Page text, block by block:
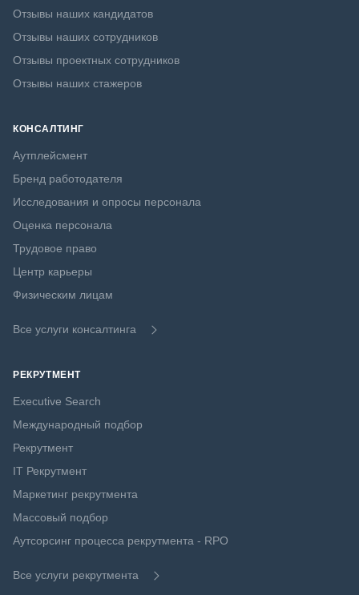
Отзывы наших кандидатов
Отзывы наших сотрудников
Отзывы проектных сотрудников
Отзывы наших стажеров
КОНСАЛТИНГ
Аутплейсмент
Бренд работодателя
Исследования и опросы персонала
Оценка персонала
Трудовое право
Центр карьеры
Физическим лицам
Все услуги консалтинга
РЕКРУТМЕНТ
Executive Search
Международный подбор
Рекрутмент
IT Рекрутмент
Маркетинг рекрутмента
Массовый подбор
Аутсорсинг процесса рекрутмента - RPO
Все услуги рекрутмента